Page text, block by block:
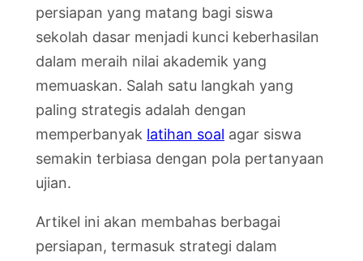
persiapan yang matang bagi siswa
sekolah dasar menjadi kunci keberhasilan
dalam meraih nilai akademik yang
memuaskan. Salah satu langkah yang
paling strategis adalah dengan
memperbanyak latihan soal agar siswa
semakin terbiasa dengan pola pertanyaan
ujian.
Artikel ini akan membahas berbagai
persiapan, termasuk strategi dalam